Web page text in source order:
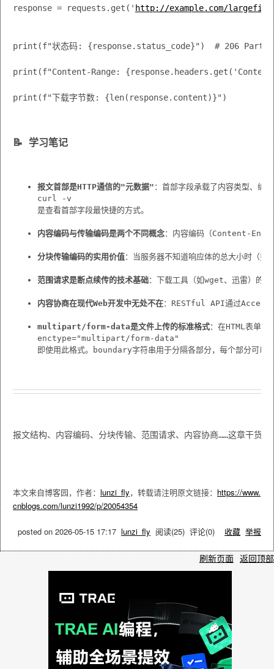
response = requests.get(' http://example.com/
print(f"状态码: {response.status_code}")  # 206
print(f"Content-Range:
print(f"下载字节数: {len(response.content)}")
📝 学习笔记
报文首部是HTTP通信的"元数据" ：首部字段承载了内容类型、编
curl -v
是查看首部字段最快捷的方式。
内容编码与传输编码是两个不同概念：内容编码（Content-
分块传输编码的实用价值：当服务器不知道响应体的总大小时（
范围请求是断点续传的技术基础：下载工具（如wget、迅雷）的
内容协商在现代Web开发中无处不在：RESTful API通过Accept
multipart/form-data是文件上传的标准格式：在HTML表单中
enctype="multipart/form-data"
即使用此格式。boundary字符串用于分隔各部分，每个部分
报文结构、内容编码、分块传输、范围请求、内容协商……这章干货
本文来自博客园，作者： lunzi_fly，转载请注明原文链接： https://www.
cnblogs.com/lunzi1992/p/20054354
posted on 2026-05-15 17:17 lunzi_fly 阅读(25) 评论(0) 收藏 举报
刷新页面 返回顶部